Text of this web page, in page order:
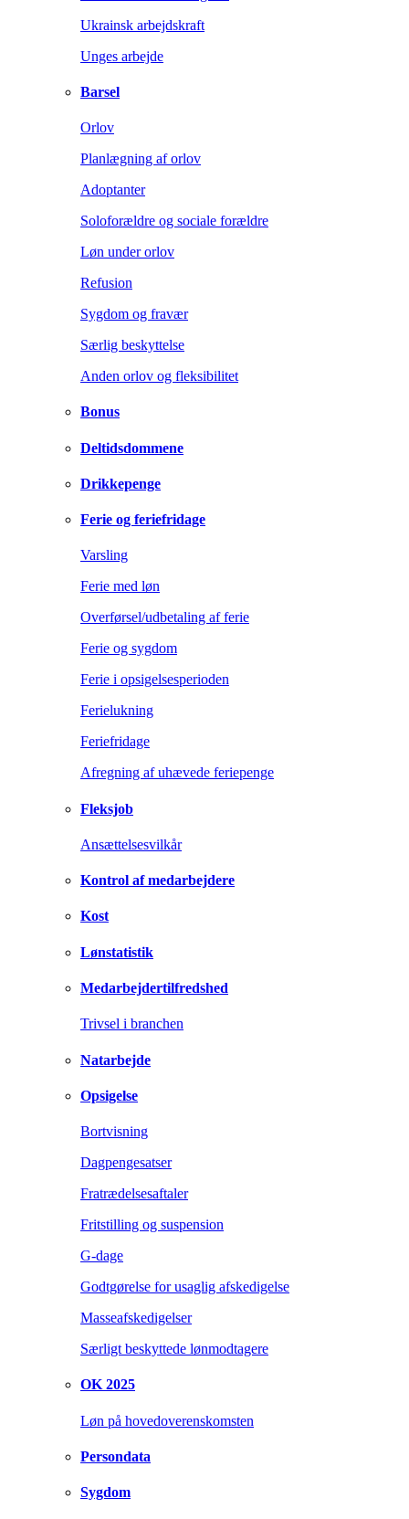
Ukrainsk arbejdskraft
Unges arbejde
Barsel
Orlov
Planlægning af orlov
Adoptanter
Soloforældre og sociale forældre
Løn under orlov
Refusion
Sygdom og fravær
Særlig beskyttelse
Anden orlov og fleksibilitet
Bonus
Deltidsdommene
Drikkepenge
Ferie og feriefridage
Varsling
Ferie med løn
Overførsel/udbetaling af ferie
Ferie og sygdom
Ferie i opsigelsesperioden
Ferielukning
Feriefridage
Afregning af uhævede feriepenge
Fleksjob
Ansættelsesvilkår
Kontrol af medarbejdere
Kost
Lønstatistik
Medarbejdertilfredshed
Trivsel i branchen
Natarbejde
Opsigelse
Bortvisning
Dagpengesatser
Fratrædelsesaftaler
Fritstilling og suspension
G-dage
Godtgørelse for usaglig afskedigelse
Masseafskedigelser
Særligt beskyttede lønmodtagere
OK 2025
Løn på hovedoverenskomsten
Persondata
Sygdom